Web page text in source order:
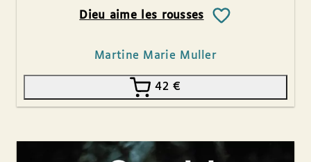
Dieu aime les rousses
Martine Marie Muller
42€